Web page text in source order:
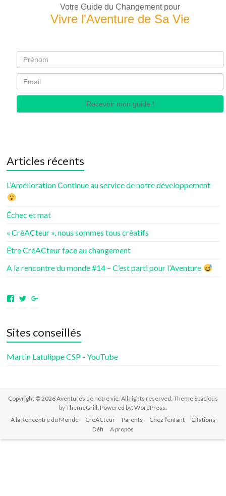
Votre Guide du Changement pour
Vivre l'Aventure de Sa Vie
Recevoir mon guide !
Articles récents
L’Amélioration Continue au service de notre développement
Échec et mat
« CréACteur », nous sommes tous créatifs
Être CréACteur face au changement
A la rencontre du monde #14 – C’est parti pour l’Aventure
Voir
aventuresdenotrevie
sur
Voir
Samsenie
sur
samsenie
sur
Sites conseillés
Martin Latulippe CSP - YouTube
Copyright © 2026Aventures de notre vie. All rights reserved. ThemeSpacious
by ThemeGrill. Powered by: WordPress.
A la Rencontre du Monde
CréACteur Parents Chez l’enfant
Citations
Défi
A propos